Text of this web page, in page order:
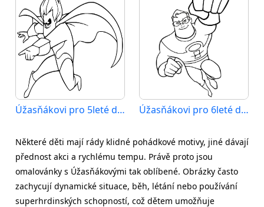
Úžasňákovi pro 5leté děti Úžasňákovi pro 6leté děti
Některé děti mají rády klidné pohádkové motivy, jiné dávají
přednost akci a rychlému tempu. Právě proto jsou
omalovánky s Úžasňákovými tak oblíbené. Obrázky často
zachycují dynamické situace, běh, létání nebo používání
superhrdinských schopností, což dětem umožňuje